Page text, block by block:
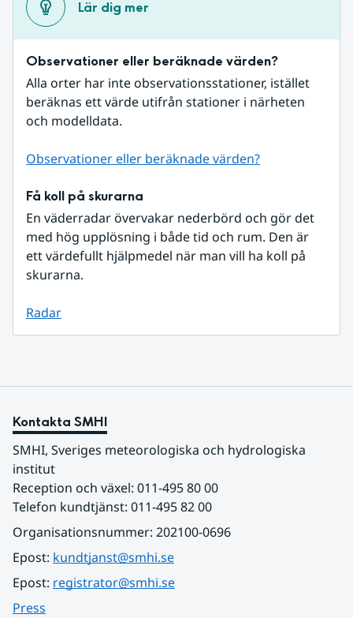
Lär dig mer
Observationer eller beräknade värden?
Alla orter har inte observationsstationer, istället
beräknas ett värde utifrån stationer i närheten
och modelldata.
Observationer eller beräknade värden?
Få koll på skurarna
En väderradar övervakar nederbörd och gör det
med hög upplösning i både tid och rum. Den är
ett värdefullt hjälpmedel när man vill ha koll på
skurarna.
Radar
Kontakta SMHI
SMHI, Sveriges meteorologiska och hydrologiska
institut
Reception och växel: 011-495 80 00
Telefon kundtjänst: 011-495 82 00
Organisationsnummer: 202100-0696
Epost: kundtjanst@smhi.se
Epost: registrator@smhi.se
Press